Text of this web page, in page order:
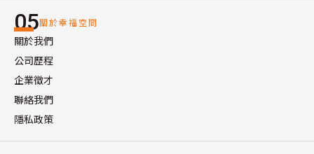
05關於幸福空間
關於我們
公司歷程
企業徵才
聯絡我們
隱私政策